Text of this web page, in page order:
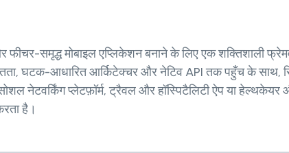
और फीचर-समृद्ध मोबाइल एप्लिकेशन बनाने के लिए एक
घटक-आधारित आर्किटेक्चर और नेटिव API तक पहुँच के साथ,
नेटवर्किंग प्लेटफ़ॉर्म, ट्रैवल और हॉस्पिटैलिटी ऐप या
है।